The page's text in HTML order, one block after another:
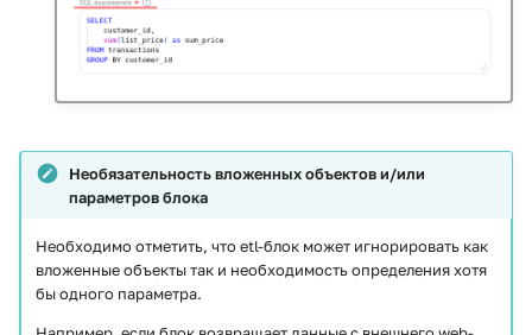
Необязательность вложенных объектов и/или
параметров блока
Необходимо отметить, что etl-блок может игнорировать как
вложенные объекты так и необходимость определения хотя
бы одного параметра.